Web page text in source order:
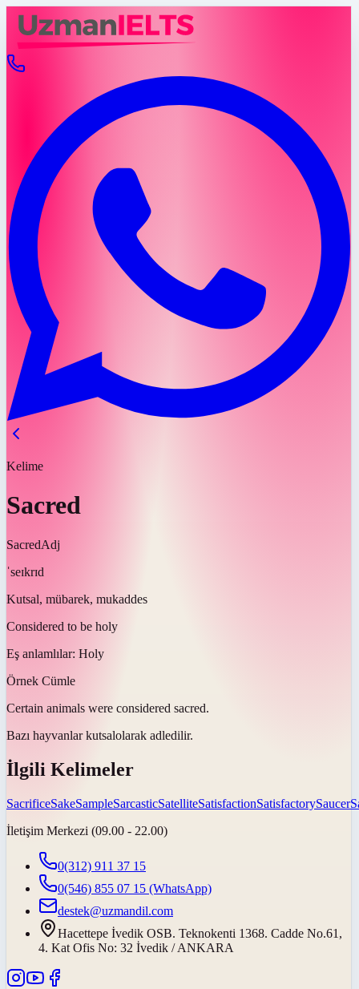
Kelime
Sacred
SacredAdj
ˈseɪkrɪd
Kutsal, mübarek, mukaddes
Considered to be holy
Eş anlamlılar: Holy
Örnek Cümle
Certain animals were considered sacred.
Bazı hayvanlar kutsalolarak adledilir.
İlgili Kelimeler
SacrificeSakeSampleSarcasticSatelliteSatisfactionSatisfactorySaucer
İletişim Merkezi (09.00 - 22.00)
0(312) 911 37 15
0(546) 855 07 15 (WhatsApp)
destek@uzmandil.com
Hacettepe İvedik OSB. Teknokenti 1368. Cadde No.61,
4. Kat Ofis No: 32 İvedik / ANKARA